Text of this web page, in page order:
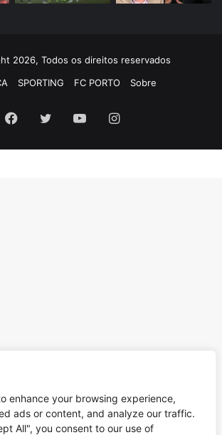
enhance your browsing experience,
ads or content, and analyze our traffic.
All", you consent to our use of
2026, Todos os direitos reservados
SPORTING FC PORTO Sobre
Facebook
TwitterYouTubeInstagram